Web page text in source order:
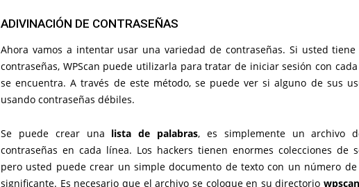
ADIVINACIÓN DE CONTRASEÑAS
Ahora vamos a intentar usar una variedad de contraseñas. Si usted
contraseñas, WPScan puede utilizarla para tratar de iniciar sesión con
se encuentra. A través de este método, se puede ver si alguno de sus
usando contraseñas débiles.
Se puede crear una lista de palabras, es simplemente un archivo
contraseñas en cada línea. Los hackers tienen enormes colecciones de
pero usted puede crear un simple documento de texto con un número de
significante. Es necesario que el archivo se coloque en su directoriowpscan